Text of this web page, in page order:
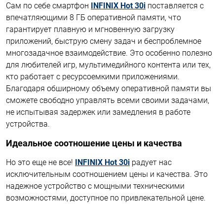
Сам по себе смартфон INFINIX Hot 30i поставляется с
впечатляющими 8 ГБ оперативной памяти, что
гарантирует плавную и мгновенную загрузку
приложений, быструю смену задач и беспроблемное
многозадачное взаимодействие. Это особенно полезно
для любителей игр, мультимедийного контента или тех,
кто работает с ресурсоемкими приложениями.
Благодаря обширному объему оперативной памяти вы
сможете свободно управлять всеми своими задачами,
не испытывая задержек или замедления в работе
устройства.
Идеальное соотношение цены и качества
Но это еще не все! INFINIX Hot 30i радует нас
исключительным соотношением цены и качества. Это
надежное устройство с мощными техническими
возможностями, доступное по привлекательной цене.